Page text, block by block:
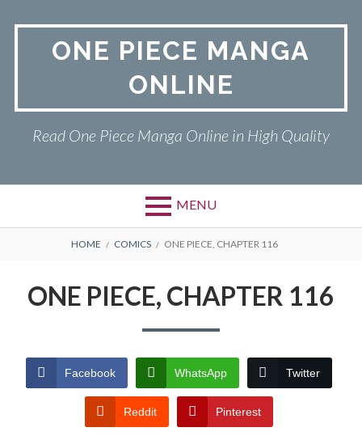
ONE PIECE MANGA
ONLINE
Read One Piece Manga Online in High Quality
MENU
Primary
ONE PIECE
TERMS AND
CONDITIONS
BREADCRUMBS
HOME COMICS ONE PIECE, CHAPTER 116
ONE PIECE, CHAPTER 116
Facebook WhatsApp Twitter
Reddit Pinterest